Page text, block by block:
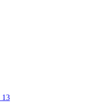
13